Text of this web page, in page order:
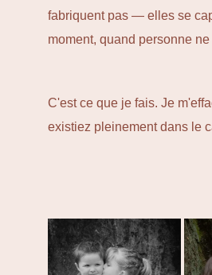
fabriquent pas — elles se
moment, quand personne
C'est ce que je fais. Je
existiez pleinement dans le